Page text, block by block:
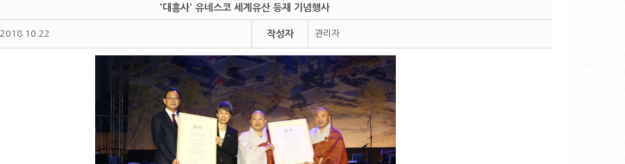
'대흥사' 유네스코 세계유산 등재 기념행사
2018.10.22 작성자 관리자